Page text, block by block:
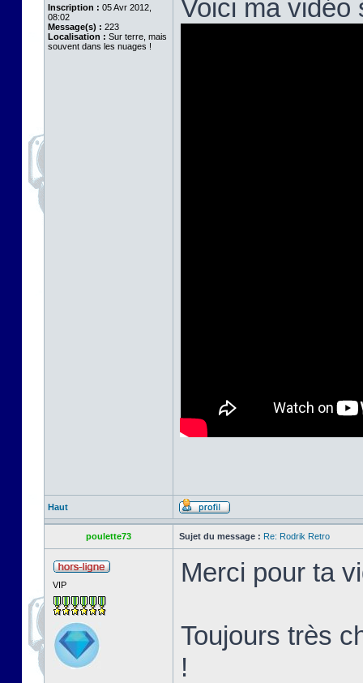
Inscription : 05 Avr 2012,
08:02
Message(s) : 223
Localisation : Sur terre, mais
souvent dans les nuages !
Voici ma
Haut
poulette73 Sujet du message : Re: Rodrik Retro
VIP Merci pour ta
Toujours très
!